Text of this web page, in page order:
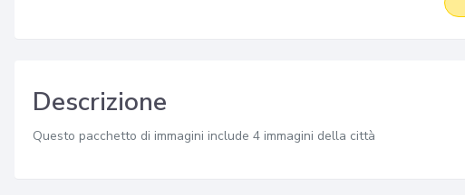
Descrizione
Questo pacchetto di immagini include 4 immagini della città